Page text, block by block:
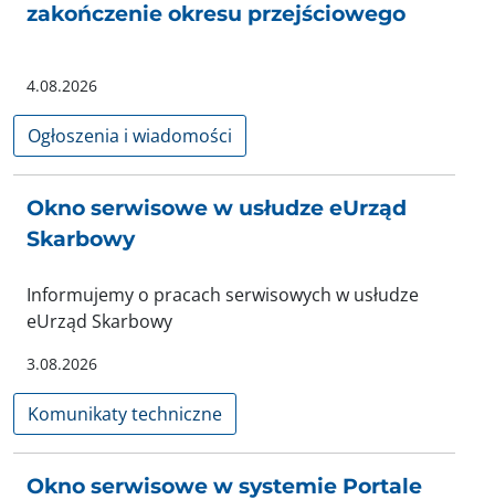
zakończenie okresu przejściowego
4.08.2026
Ogłoszenia i wiadomości
Okno serwisowe w usłudze eUrząd
Skarbowy
Informujemy o pracach serwisowych w usłudze
eUrząd Skarbowy
3.08.2026
Komunikaty techniczne
Okno serwisowe w systemie Portale